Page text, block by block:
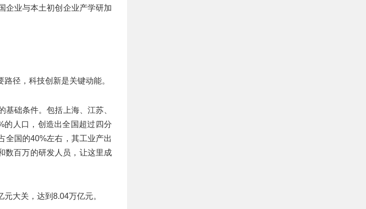
企业与本土初创企业产学研加
径，科技创新是关键动能。
础条件。包括上海、江苏、
的人口，创造出全国超过四分
全国的40%左右，其工业产出
数百万的研发人员，让这里成
大关，达到8.04万亿元。